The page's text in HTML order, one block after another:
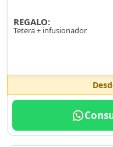
REGALO:
Tetera + infusionador